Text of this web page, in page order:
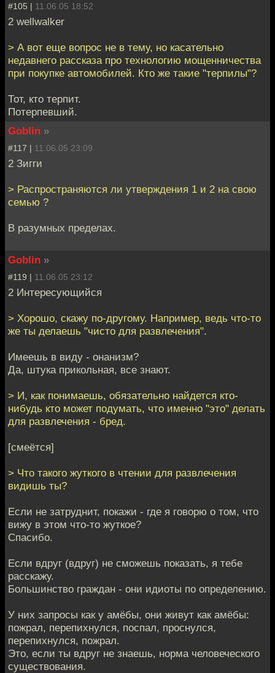
#105 | 11.06.05 18:52
2 wellwalker
> А вот еще вопрос не в тему, но касательно
недавнего рассказа про технологию мощенничества
при покупке автомобилей. Кто же такие "терпилы"?
Тот, кто терпит.
Потерпевший.
Goblin »
#117 | 11.06.05 23:09
2 Зигги
> Распространяются ли утверждения 1 и 2 на свою
семью ?
В разумных пределах.
Goblin »
#119 | 11.06.05 23:12
2 Интересующийся
> Хорошо, скажу по-другому. Например, ведь что-то
же ты делаешь "чисто для развлечения".
Имеешь в виду - онанизм?
Да, штука прикольная, все знают.
> И, как понимаешь, обязательно найдется кто-
нибудь кто может подумать, что именно "это" делать
для развлечения - бред.
[смеётся]
> Что такого жуткого в чтении для развлечения
видишь ты?
Если не затруднит, покажи - где я говорю о том, что
вижу в этом что-то жуткое?
Спасибо.
Если вдруг (вдруг) не сможешь показать, я тебе
расскажу.
Большинство граждан - они идиоты по определению.
У них запросы как у амёбы, они живут как амёбы:
пожрал, перепихнулся, поспал, проснулся,
перепихнулся, пожрал.
Это, если ты вдруг не знаешь, норма человеческого
существования.